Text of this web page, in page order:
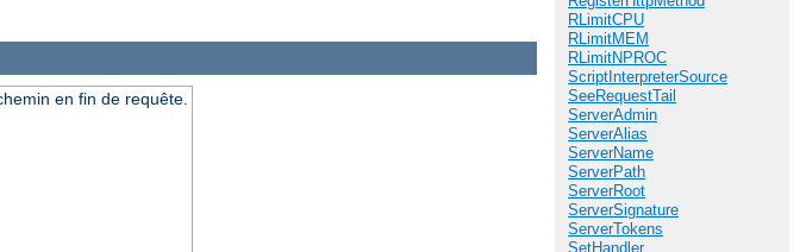
RLimitCPU
RLimitMEM
RLimitNPROC
ScriptInterpreterSource
SeeRequestTail
ServerAdmin
ServerAlias
ServerName
ServerPath
ServerRoot
ServerSignature
ServerTokens
SetHandler
en fin de requête.